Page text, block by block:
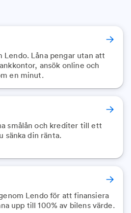
Lendo. Låna pengar utan att
ansök online och
en minut.
smålån och krediter till ett
sänka din ränta.
Lendo för att finansiera
upp till 100% av bilens värde.